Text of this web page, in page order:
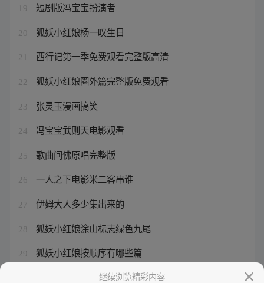
19 短剧版冯宝宝扮演者
20 狐妖小红娘杨一叹生日
21 西行记第一季免费观看完整版高清
22 狐妖小红娘圈外篇完整版免费观看
23 张灵玉漫画搞笑
24 冯宝宝武则天电影观看
25 歌曲问佛原唱完整版
26 一人之下电影米二客串谁
27 伊姆大人多少集出来的
28 狐妖小红娘涂山标志绿色九尾
29 狐妖小红娘按顺序有哪些篇
维a酸去疣脱落过程继续浏览精彩内容